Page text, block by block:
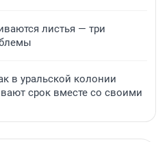
листья — три
в уральской колонии
срок вместе со своими